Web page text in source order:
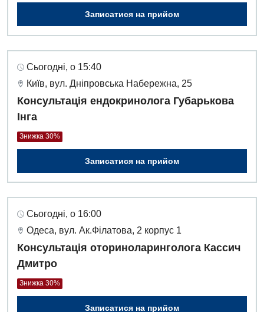
Записатися на прийом
Сьогодні, о 15:40
Київ, вул. Дніпровська Набережна, 25
Консультація ендокринолога Губарькова
Інга
Знижка 30%
Записатися на прийом
Сьогодні, о 16:00
Одеса, вул. Ак.Філатова, 2 корпус 1
Консультація оториноларинголога Кассич
Дмитро
Знижка 30%
Записатися на прийом